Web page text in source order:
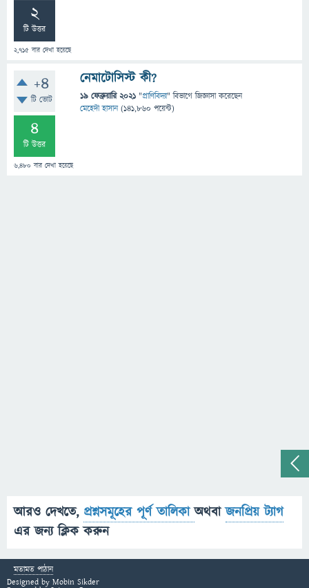
2
টি উত্তর
2,715 বার দেখা হয়েছে
+4
টি ভোট
4
টি উত্তর
6,480 বার দেখা হয়েছে
নেমাটোসিস্ট কী?
19 ফেব্রুয়ারি 2021 "প্রাণিবিদ্যা" বিভাগে জিজ্ঞাসাকরেছেন
মেহেদী হাসান (141,860 পয়েন্ট)
আরও দেখতে, প্রশ্নসমূহের পূর্ণ তালিকাঅথবাজনপ্রিয় ট্যাগ
এর জন্য ক্লিক করুন
মতামত পাঠান
Designed by Mobin Sikder